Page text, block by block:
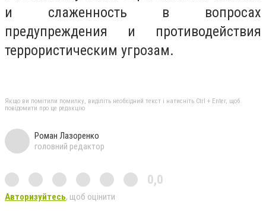
и слаженность в вопросах
предупреждения и противодействия
террористическим угрозам.
Якщо ви помітили помилку, виділіть необхідний текст і натисніть Ctrl + Enter, щоб
повідомити про це редакцію
Роман Лазоренко
головний редактор
0,0
Авторизуйтесь, щоб оцінити